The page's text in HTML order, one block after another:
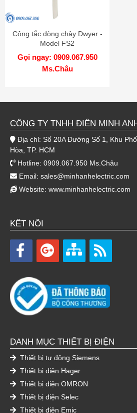
Công tắc dòng chảy Dwyer -
Model FS2
Gọi ngay: 0909.067.950
Ms.Châu
CÔNG TY TNHH ĐIỆN MINH
Địa chỉ: Số 20A Đường Số 1, Khu
Hòa, TP. HCM
Hotline: 0909.067.950 Ms.Châu
Email: sales@minhanhelectric.com
Website: www.minhanhelectric.com
KẾT NỐI
DANH MỤC THIẾT BỊ ĐIỆN
Thiết bị tự động Siemens
Thiết bị điện Hager
Thiết bị điện OMRON
Thiết bị điện Selec
Thiết bị điện Emic